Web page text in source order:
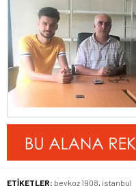
ETİKETLER: beykoz 1908, istanbul